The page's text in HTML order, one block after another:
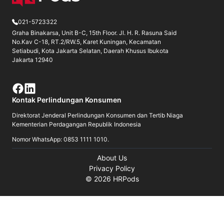
021-5723322
Graha Binakarsa, Unit B-C, 15th Floor. Jl. H. R. Rasuna Said
No.Kav C-18, RT.2/RW.5, Karet Kuningan, Kecamatan
Setiabudi, Kota Jakarta Selatan, Daerah Khusus Ibukota
Jakarta 12940
Kontak Perlindungan Konsumen
Direktorat Jenderal Perlindungan Konsumen dan Tertib Niaga
Kementerian Perdagangan Republik Indonesia
Nomor WhatsApp: 0853 1111 1010.
About Us
Privacy Policy
© 2026 HRPods